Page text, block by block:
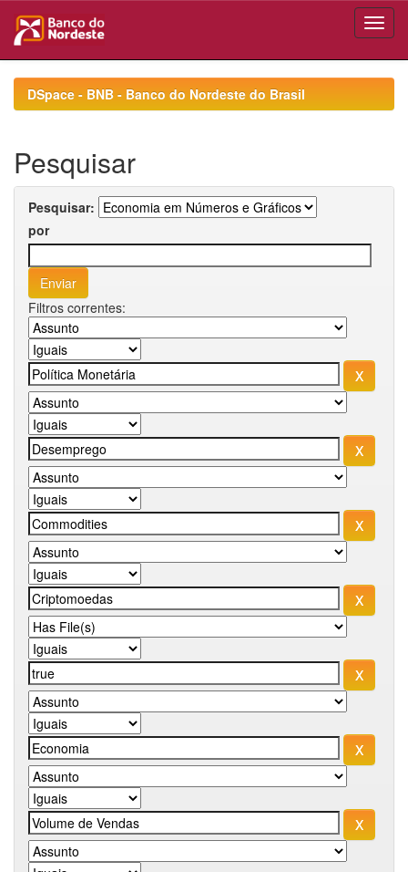
navigationDSpace - BNB - Banco do Nordeste do Brasil
Pesquisar
Pesquisar:
por
Filtros correntes: